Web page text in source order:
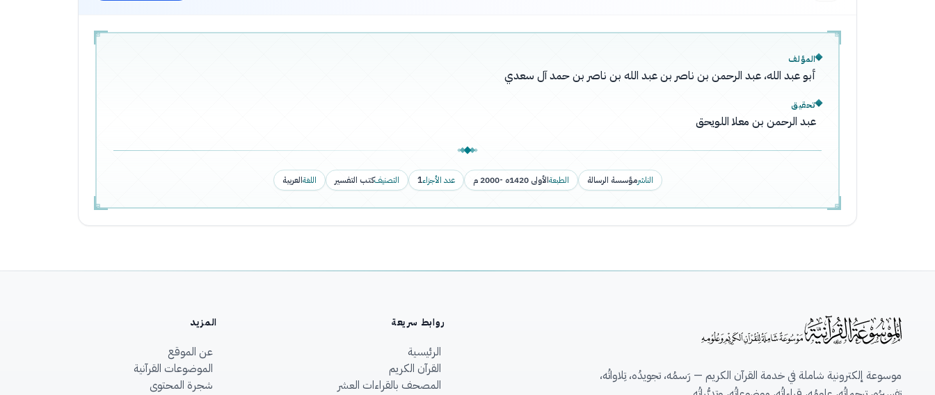
المؤلف
أبو عبد الله، عبد الرحمن بن ناصر بن عبد الله بن ناصر بن حمد آل سعدي
تحقيق
عبد الرحمن بن معلا اللويحق
الناشرمؤسسة الرسالة الطبعةالأولى 1420ه -2000 م عدد الأجزاء1 التصنيفكتب التفسير اللغةالعربية
موسوعة إلكترونية شاملة في خدمة القرآن الكريم — رَسمُه، تجويدُه، تِلاواتُه،
روابط سريعة
الرئيسية
القرآن الكريم
المصحف بالقراءات العشر
المزيد
عن الموقع
الموضوعات القرآنية
شجرة المحتوى